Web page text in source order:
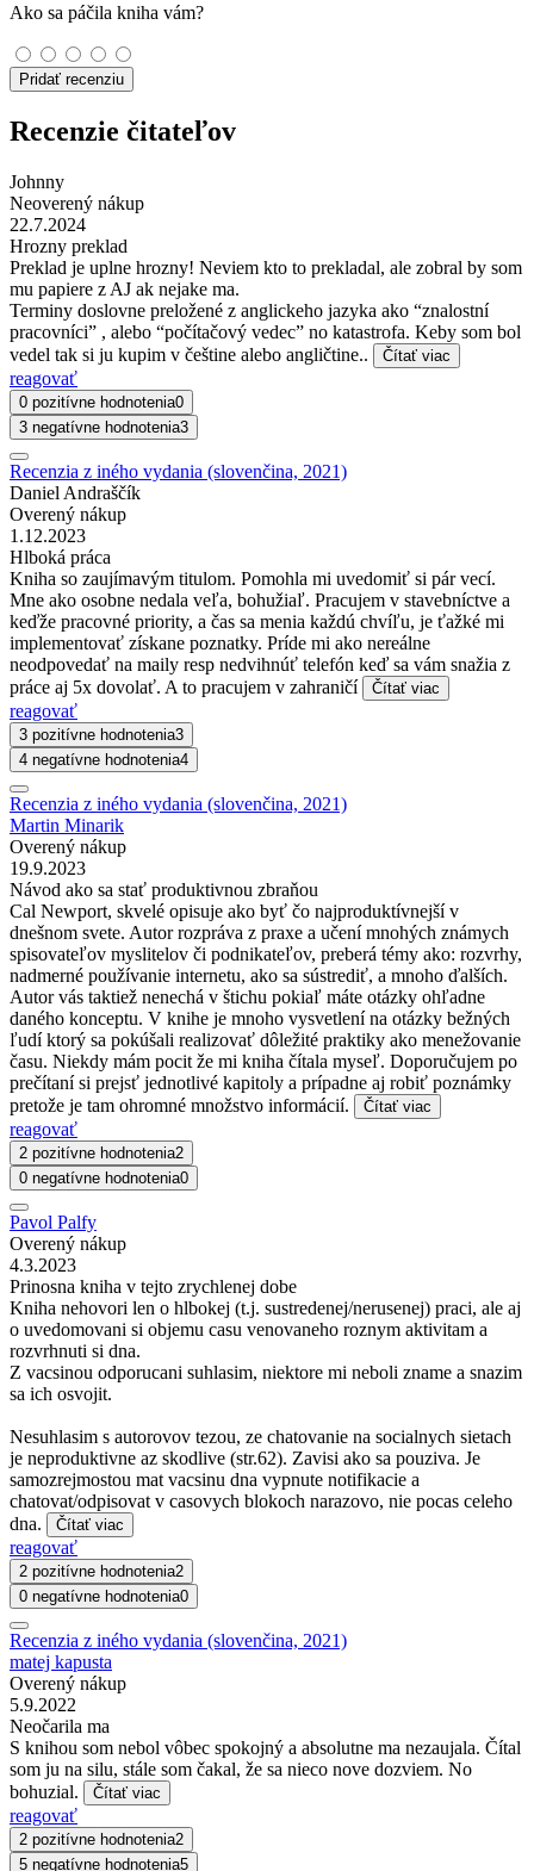
Ako sa páčila kniha vám?
Pridať recenziu
Recenzie čitateľov
Johnny
Neoverený nákup
22.7.2024
Hrozny preklad
Preklad je uplne hrozny! Neviem kto to prekladal, ale zobral by som
mu papiere z AJ ak nejake ma.
Terminy doslovne preložené z anglickeho jazyka ako “znalostní
pracovníci” , alebo “počítačový vedec” no katastrofa. Keby som bol
vedel tak si ju kupim v češtine alebo angličtine..
Čítať viac
reagovať
0 pozitívne hodnotenia0
3 negatívne hodnotenia3
Recenzia z iného vydania (slovenčina, 2021)
Daniel Andraščík
Overený nákup
1.12.2023
Hlboká práca
Kniha so zaujímavým titulom. Pomohla mi uvedomiť si pár vecí.
Mne ako osobne nedala veľa, bohužiaľ. Pracujem v stavebníctve a
keďže pracovné priority, a čas sa menia každú chvíľu, je ťažké mi
implementovať získane poznatky. Príde mi ako nereálne
neodpovedať na maily resp nedvihnúť telefón keď sa vám snažia z
práce aj 5x dovolať. A to pracujem v zahraničí
Čítať viac
reagovať
3 pozitívne hodnotenia3
4 negatívne hodnotenia4
Recenzia z iného vydania (slovenčina, 2021)
Martin Minarik
Overený nákup
19.9.2023
Návod ako sa stať produktivnou zbraňou
Cal Newport, skvelé opisuje ako byť čo najproduktívnejší v
dnešnom svete. Autor rozpráva z praxe a učení mnohých známych
spisovateľov myslitelov či podnikateľov, preberá témy ako: rozvrhy,
nadmerné používanie internetu, ako sa sústrediť, a mnoho ďalších.
Autor vás taktiež nenechá v štichu pokiaľ máte otázky ohľadne
daného konceptu. V knihe je mnoho vysvetlení na otázky bežných
ľudí ktorý sa pokúšali realizovať dôležité praktiky ako menežovanie
času. Niekdy mám pocit že mi kniha čítala myseľ. Doporučujem po
prečítaní si prejsť jednotlivé kapitoly a prípadne aj robiť poznámky
pretože je tam ohromné množstvo informácií.
Čítať viac
reagovať
2 pozitívne hodnotenia2
0 negatívne hodnotenia0
Pavol Palfy
Overený nákup
4.3.2023
Prinosna kniha v tejto zrychlenej dobe
Kniha nehovori len o hlbokej (t.j. sustredenej/nerusenej) praci, ale aj
o uvedomovani si objemu casu venovaneho roznym aktivitam a
rozvrhnuti si dna.
Z vacsinou odporucani suhlasim, niektore mi neboli zname a snazim
sa ich osvojit.
Nesuhlasim s autorovov tezou, ze chatovanie na socialnych sietach
je neproduktivne az skodlive (str.62). Zavisi ako sa pouziva. Je
samozrejmostou mat vacsinu dna vypnute notifikacie a
chatovat/odpisovat v casovych blokoch narazovo, nie pocas celeho
dna.
Čítať viac
reagovať
2 pozitívne hodnotenia2
0 negatívne hodnotenia0
Recenzia z iného vydania (slovenčina, 2021)
matej kapusta
Overený nákup
5.9.2022
Neočarila ma
S knihou som nebol vôbec spokojný a absolutne ma nezaujala. Čítal
som ju na silu, stále som čakal, že sa nieco nove dozviem. No
bohuzial.
Čítať viac
reagovať
2 pozitívne hodnotenia2
5 negatívne hodnotenia5